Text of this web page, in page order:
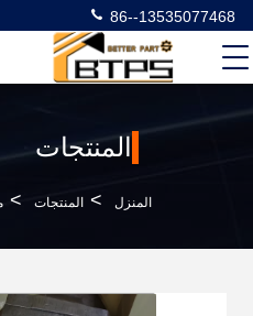
86--13535077468
المنتجات
المنزل > المنتجات >